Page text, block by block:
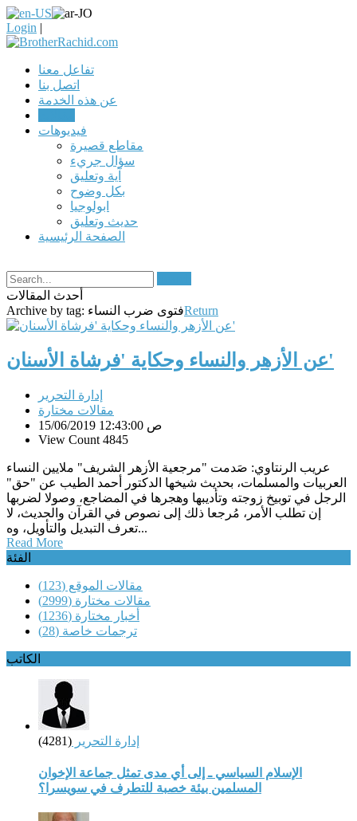
Login |
تفاعل معنا
اتصل بنا
عن هذه الخدمة
فيديوهات
مقاطع قصيرة
سؤال جريء
آية وتعليق
بكل وضوح
ابولوجيا
حديث وتعليق
الصفحة الرئيسية
أحدث المقالات
Archive by tag: فتوى ضرب النساءReturn
عن الأزهر والنساء وحكاية 'فرشاة الأسنان'
إدارة التحرير
مقالات مختارة
15/06/2019 12:43:00 ص
View Count 4845
عريب الرنتاوي: صَدمت "مرجعية الأزهر الشريف" ملايين النساء
العربيات والمسلمات، بحديث شيخها الدكتور أحمد الطيب عن "حق"
الرجل في توبيخ زوجته وتأديبها وهجرها في المضاجع، وصولا لضربها
إن تطلب الأمر، مُرجعا ذلك إلى نصوص في القرآن والحديث، لا
تعرف التبديل والتأويل، وه...
Read More
الفئة
مقالات الموقع (123)
مقالات مختارة (2999)
أخبار مختارة (1236)
ترجمات خاصة (28)
الكاتب
إدارة التحرير (4281)
الإسلام السياسي ـ إلى أي مدى تمثل جماعة الإخوان
المسلمين بيئة خصبة للتطرف في سويسرا؟